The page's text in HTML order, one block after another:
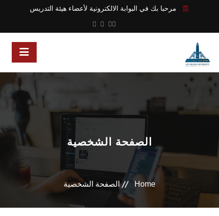
مرحبا بك في البوابة الالكترونية لأعضاء هيئة التدريس
الصفحة الشخصية
Home الصفحة الشخصية